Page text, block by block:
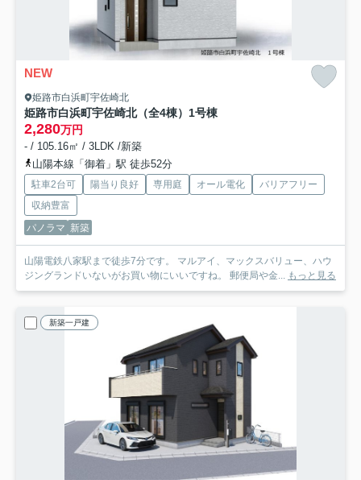
NEW
姫路市白浜町宇佐崎北
姫路市白浜町宇佐崎北（全4棟）1号棟
2,280万円
- / 105.16㎡ / 3LDK /新築
山陽本線「御着」駅 徒歩52分
駐車2台可 陽当り良好 専用庭 オール電化
バリアフリー
収納豊富
パノラマ 新築
山陽電鉄八家駅まで徒歩7分です。 マルアイ、マックスバリュー、ハウ
ジングランドいないがお買い物にいいですね。 郵便局や金... もっと見る
新築一戸建